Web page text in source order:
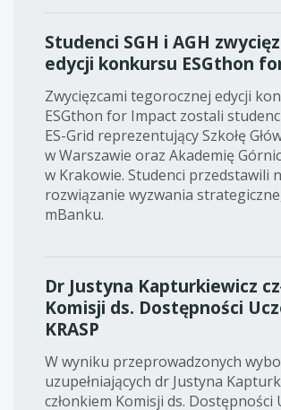
Studenci SGH i AGH
edycji konkursu ESGthon
Zwycięzcami tegorocznej edycji
ESGthon for Impact zostali
ES-Grid reprezentujący Szkołę
w Warszawie oraz Akademię
w Krakowie. Studenci przedstawili
rozwiązanie wyzwania
mBanku.
Dr Justyna Kapturkiewicz
Komisji ds. Dostępności
KRASP
W wyniku przeprowadzonych
uzupełniających dr Justyna
członkiem Komisji ds. Dostępności